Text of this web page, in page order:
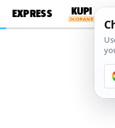
EXPRESS